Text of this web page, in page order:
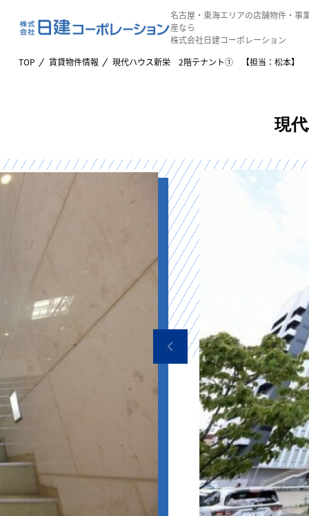
名古屋・東海エリアの店舗物件・事
産なら
株式会社日建コーポレーション
TOP 賃貸物件情報 現代ハウス新栄 2階テナント① 【担当：松本】
現